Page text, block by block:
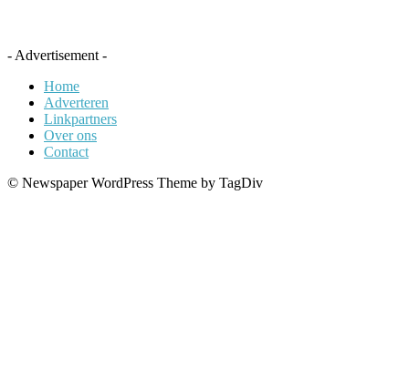
- Advertisement -
Home
Adverteren
Linkpartners
Over ons
Contact
© Newspaper WordPress Theme by TagDiv